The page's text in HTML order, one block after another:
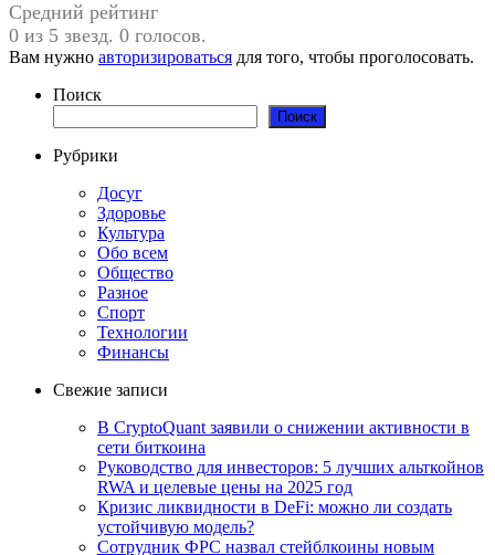
Средний рейтинг
0 из 5 звезд. 0 голосов.
Вам нужно авторизироваться для того, чтобы проголосовать.
Поиск
Поиск
Рубрики
Досуг
Здоровье
Культура
Обо всем
Общество
Разное
Спорт
Технологии
Финансы
Свежие записи
В CryptoQuant заявили о снижении активности в
сети биткоина
Руководство для инвесторов: 5 лучших альткойнов
RWA и целевые цены на 2025 год
Кризис ликвидности в DeFi: можно ли создать
устойчивую модель?
Сотрудник ФРС назвал стейблкоины новым